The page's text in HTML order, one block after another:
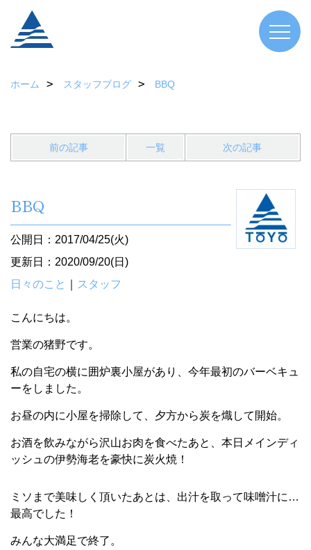
ホーム スタッフブログ BBQ
前の記事 一覧 次の記事
BBQ
公開日：2017/04/25(火)
更新日：2020/09/20(日)
日々のこと
スタッフ
こんにちは。
営業の猪野です。
私の自宅の横に囲炉裏小屋があり、今年最初のバーベキュ
ーをしました。
お昼の内に小屋を掃除して、夕方から炭を熾して開始。
お酒を飲みながら沢山お肉を食べたあと、本日メインディ
ッシュの伊勢海老を豪快に炭火焼！
ミソまで美味しく頂いたあとは、出汁を取って味噌汁に…
最高でした！
みんな大満足で終了。